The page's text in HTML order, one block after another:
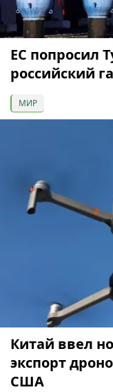
ЕС попросил
российский
МИР
Китай ввел
экспорт
США